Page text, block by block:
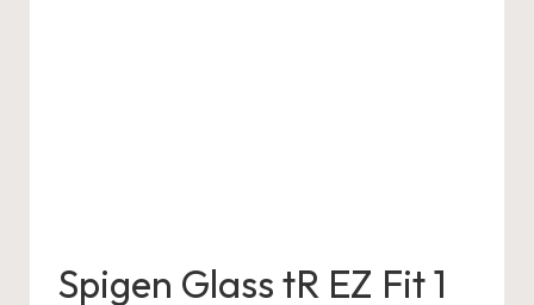
Spigen Glass tR EZ Fit 1